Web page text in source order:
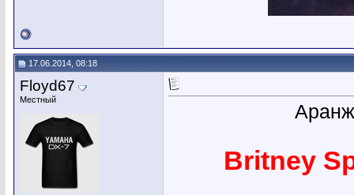
17.06.2014, 08:18
Floyd67
Местный
Britney